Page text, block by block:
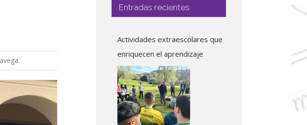
Entradas recientes
Actividades extraescolares que
enriquecen el aprendizaje